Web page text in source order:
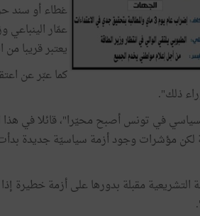
غطاء أو سند
عمّار الينباعي
يعتبر قريبا من
ذلك".
في تونس أصبح محيّرا"، قائلا في هذا
لكن مؤشرات وجود أزمة سياسيّة جديدة
مقبلة بدورها على أزمة خطيرة